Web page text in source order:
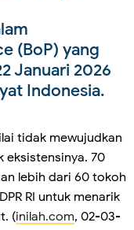
(BoP) yang
Januari 2026
Indonesia.
tidak mewujudkan
eksistensinya. 70
lebih dari 60 tokoh
RI untuk menarik
(inilah.com, 02-03-